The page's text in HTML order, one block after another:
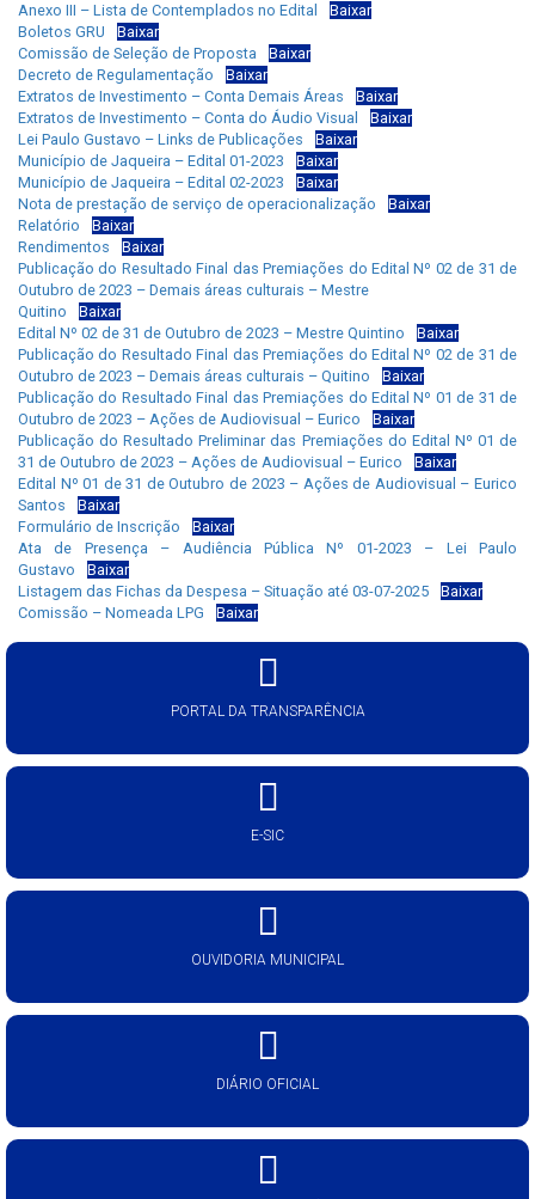
Anexo III – Lista de Contemplados no Edital
Baixar
Boletos GRU
Baixar
Comissão de Seleção de Proposta
Baixar
Decreto de Regulamentação
Baixar
Extratos de Investimento – Conta Demais Áreas
Baixar
Extratos de Investimento – Conta do Áudio Visual
Baixar
Lei Paulo Gustavo – Links de Publicações
Baixar
Município de Jaqueira – Edital 01-2023
Baixar
Município de Jaqueira – Edital 02-2023
Baixar
Nota de prestação de serviço de operacionalização
Baixar
Relatório
Baixar
Rendimentos
Baixar
Publicação do Resultado Final das Premiações do Edital Nº 02 de 31 de
Outubro de 2023 – Demais áreas culturais – Mestre
Quitino
Baixar
Edital Nº 02 de 31 de Outubro de 2023 – Mestre Quintino
Baixar
Publicação do Resultado Final das Premiações do Edital Nº 02 de 31 de
Outubro de 2023 – Demais áreas culturais – Quitino
Baixar
Publicação do Resultado Final das Premiações do Edital Nº 01 de 31 de
Outubro de 2023 – Ações de Audiovisual – Eurico
Baixar
Publicação do Resultado Preliminar das Premiações do Edital Nº 01 de
31 de Outubro de 2023 – Ações de Audiovisual – Eurico
Baixar
Edital Nº 01 de 31 de Outubro de 2023 – Ações de Audiovisual – Eurico
Santos
Baixar
Formulário de Inscrição
Baixar
Ata de Presença – Audiência Pública Nº 01-2023 – Lei Paulo
Gustavo
Baixar
Listagem das Fichas da Despesa – Situação até 03-07-2025
Baixar
Comissão – Nomeada LPG
Baixar
PORTAL DA TRANSPARÊNCIA
E-SIC
OUVIDORIA MUNICIPAL
DIÁRIO OFICIAL